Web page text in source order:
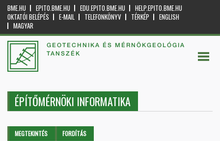
BME.HU EPITO.BME.HU EDU.EPITO.BME.HU
HELP.EPITO.BME.HU
OKTATÓI BELÉPÉS
E-MAIL TELEFONKÖNYV TÉRKÉP
ENGLISH
MAGYAR
GEOTECHNIKA ÉS MÉRNÖKGEOLÓGIA
TANSZÉK
ÉPÍTŐMÉRNÖKI INFORMATIKA
Elsődleges fülek
MEGTEKINTÉS (AKTÍVFORDÍTÁS